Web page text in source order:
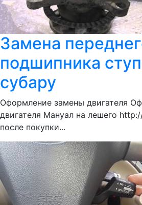
Замена
подшипника
субару
Оформление замены двигателя
двигателя Мануал на лешего
после покупки...